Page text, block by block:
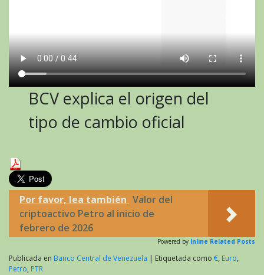
BCV explica el origen del
tipo de cambio oficial
Por favor, lea también Valor del
criptoactivo Petro al inicio de
febrero de 2026
Powered by Inline Related Posts
Publicada en Banco Central de Venezuela | Etiquetada como €, Euro,
Petro, PTR